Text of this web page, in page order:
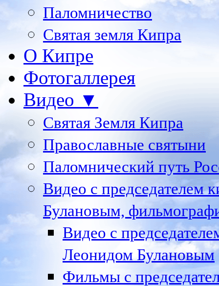
Паломничество
Святая земля Кипра
О Кипре
Фотогаллерея
Видео ▼
Святая Земля Кипра
Православные святыни
Паломнический путь
Видео с председателем
Булановым,
Видео с
Леонидом Булановым
Фильмы с